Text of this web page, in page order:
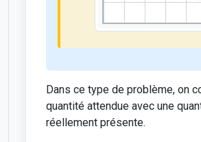
Dans ce type de problème, on
quantité attendue avec une
réellement présente.